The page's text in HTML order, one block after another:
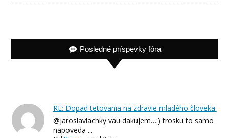
Posledné príspevky fóra
RE: Dopad tetovania na zdravie mladého človeka.
@jaroslavlachky vau dakujem…:) trosku to samo
napoveda ...